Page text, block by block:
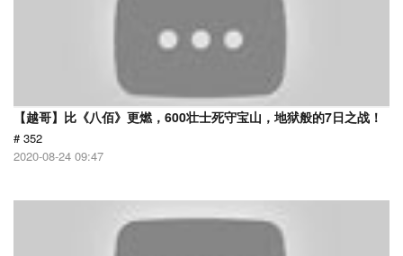
【越哥】比《八佰》更燃，600壮士死守宝山，地狱般的7日之战！
# 352
2020-08-24 09:47